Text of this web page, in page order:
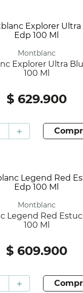
Montblanc
100 Ml
$ 629.900
＋
Montblanc
100 Ml
$ 609.900
＋